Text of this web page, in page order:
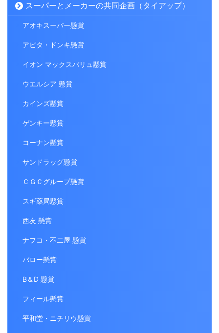
スーパーとメーカーの共同企画（タイアップ）
アオキスーパー懸賞
アピタ・ドンキ懸賞
イオン マックスバリュ懸賞
ウエルシア 懸賞
カインズ懸賞
ゲンキー懸賞
コーナン懸賞
サンドラッグ懸賞
ＣＧＣグループ懸賞
スギ薬局懸賞
西友 懸賞
ナフコ・不二屋 懸賞
バロー懸賞
B＆D 懸賞
フィール懸賞
平和堂・ニチリウ懸賞